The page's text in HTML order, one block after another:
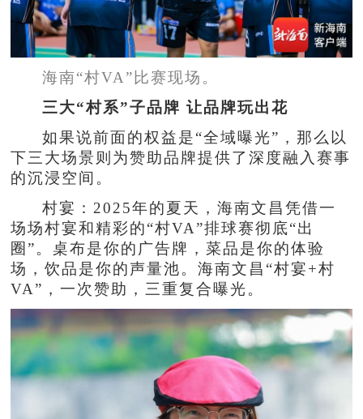
海南“村VA”比赛现场。
三大“村系”子品牌 让品牌玩出花
如果说前面的权益是“全域曝光”，那么以
下三大场景则为赞助品牌提供了深度融入赛事
的沉浸空间。
村宴：2025年的夏天，海南文昌凭借一
场场村宴和精彩的“村VA”排球赛彻底“出
圈”。桌布是你的广告牌，菜品是你的体验
场，饮品是你的声量池。海南文昌“村宴+村
VA”，一次赞助，三重复合曝光。